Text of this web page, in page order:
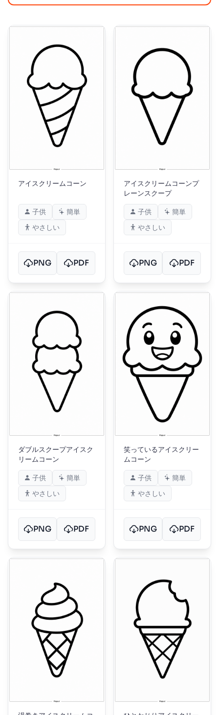
アイスクリームコーン
子供
簡単
やさしい
PNG PDF
アイスクリームコーンプ
レーンスクープ
子供
簡単
やさしい
PNG PDF
ダブルスクープアイスク
リームコーン
子供
簡単
やさしい
PNG PDF
笑っているアイスクリー
ムコーン
子供
簡単
やさしい
PNG PDF